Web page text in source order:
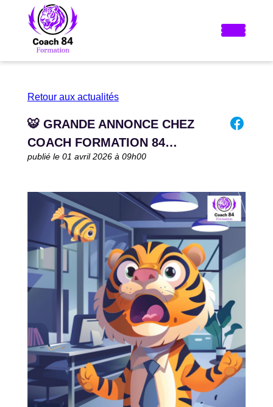
Retour aux actualités
🐯 GRANDE ANNONCE CHEZ
COACH FORMATION 84…
publié le 01 avril 2026 à 09h00